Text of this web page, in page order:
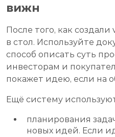
вижн
После того, как
в стол. Используйте
способ описать суть
инвесторам и
покажет идею, если на
Ещё систему
планирования
новых идей. Если